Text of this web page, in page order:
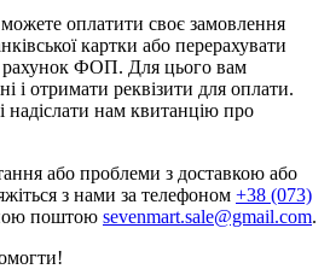
оплатити своє замовлення
картки або перерахувати
рахунок ФОП. Для цього вам
і отримати реквізити для оплати.
надіслати нам квитанцію про
або проблеми з доставкою або
з нами за телефоном +38 (073)
поштою sevenmart.sale@gmail.com.